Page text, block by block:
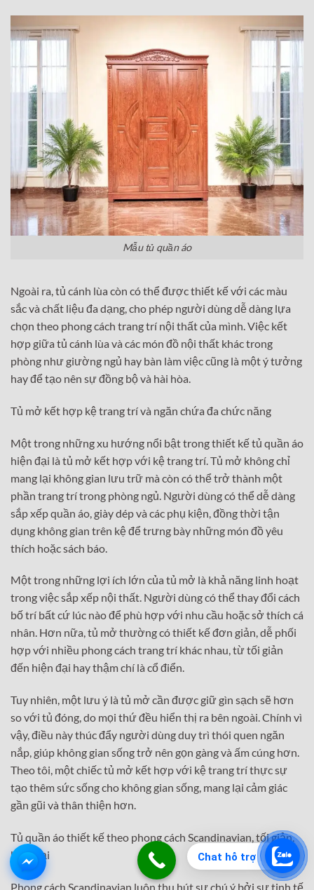
Mẫu tủ quần áo
Ngoài ra, tủ cánh lùa còn có thể được thiết kế với các màu
sắc và chất liệu đa dạng, cho phép người dùng dễ dàng lựa
chọn theo phong cách trang trí nội thất của mình. Việc kết
hợp giữa tủ cánh lùa và các món đồ nội thất khác trong
phòng như giường ngủ hay bàn làm việc cũng là một ý tưởng
hay để tạo nên sự đồng bộ và hài hòa.
Tủ mở kết hợp kệ trang trí và ngăn chứa đa chức năng
Một trong những xu hướng nổi bật trong thiết kế tủ quần áo
hiện đại là tủ mở kết hợp với kệ trang trí. Tủ mở không chỉ
mang lại không gian lưu trữ mà còn có thể trở thành một
phần trang trí trong phòng ngủ. Người dùng có thể dễ dàng
sắp xếp quần áo, giày dép và các phụ kiện, đồng thời tận
dụng không gian trên kệ để trưng bày những món đồ yêu
thích hoặc sách báo.
Một trong những lợi ích lớn của tủ mở là khả năng linh hoạt
trong việc sắp xếp nội thất. Người dùng có thể thay đổi cách
bố trí bất cứ lúc nào để phù hợp với nhu cầu hoặc sở thích cá
nhân. Hơn nữa, tủ mở thường có thiết kế đơn giản, dễ phối
hợp với nhiều phong cách trang trí khác nhau, từ tối giản
đến hiện đại hay thậm chí là cổ điển.
Tuy nhiên, một lưu ý là tủ mở cần được giữ gìn sạch sẽ hơn
so với tủ đóng, do mọi thứ đều hiển thị ra bên ngoài. Chính vì
vậy, điều này thúc đẩy người dùng duy trì thói quen ngăn
nắp, giúp không gian sống trở nên gọn gàng và ấm cúng hơn.
Theo tôi, một chiếc tủ mở kết hợp với kệ trang trí thực sự
tạo thêm sức sống cho không gian sống, mang lại cảm giác
gần gũi và thân thiện hơn.
Tủ quần áo thiết kế theo phong cách Scandinavian, tối giản,
hiện đại
Phong cách Scandinavian luôn thu hút sự chú ý bởi sự tinh tế
Chat hỗ trợ